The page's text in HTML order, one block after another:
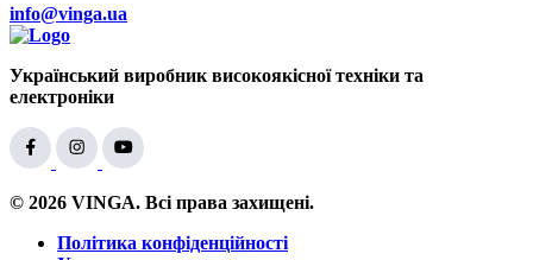
info@vinga.ua
Український виробник високоякісної техніки та
електроніки
© 2026 VINGA. Всі права захищені.
Політика конфіденційності